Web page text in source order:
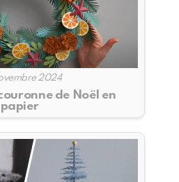
2024
de Noël en
papier